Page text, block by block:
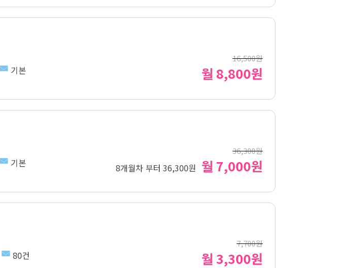
16,500원
기본 월 8,800원
36,300원
기본 8개월차 부터 36,300원 월 7,000원
7,700원
80건 월 3,300원